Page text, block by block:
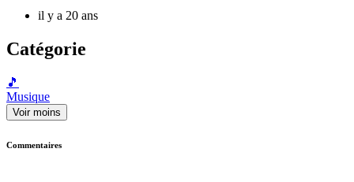
il y a 20 ans
Catégorie
🎵
Musique
Voir moins
Commentaires